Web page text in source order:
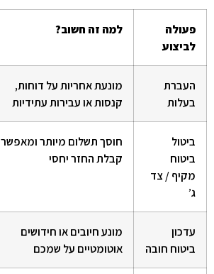
פעולה
לביצוע
למה זה חשוב?
העברת
בעלות
מונעת אחריות על דוחות,
קנסות או עבירות עתידיות
ביטול
ביטוח
מקיף / צד
ג’
חוסך תשלום מיותר ומאפשר
קבלת החזר יחסי
עדכון
ביטוח חובה
מונע חיובים או חידושים
אוטומטיים על שמכם